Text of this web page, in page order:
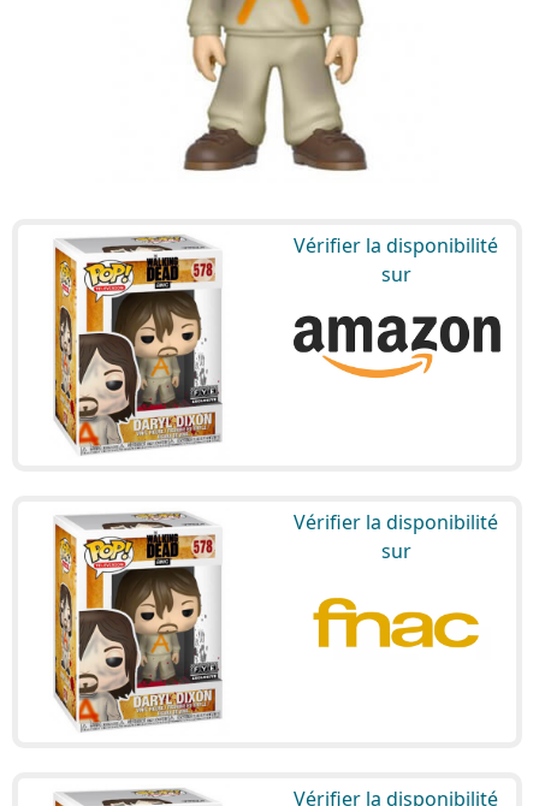
Vérifier la disponibilité
sur
Vérifier la disponibilité
sur
Vérifier la disponibilité